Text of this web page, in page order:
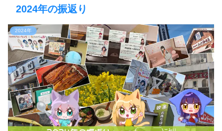
2024年の振返り
2024年